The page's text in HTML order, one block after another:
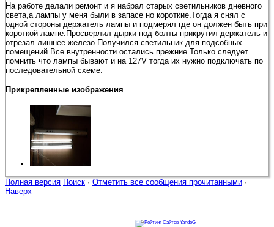
На работе делали ремонт и я набрал старых светильников дневного
света,а лампы у меня были в запасе но короткие.Тогда я снял с
одной стороны держатель лампы и подмерял где он должен быть при
короткой лампе.Просверлил дырки под болты прикрутил держатель и
отрезал лишнее железо.Получился светильник для подсобных
помещений.Все внутренности остались прежние.Только следует
помнить что лампы бывают и на 127V тогда их нужно подключать по
последовательной схеме.
Прикрепленные изображения
Полная версия Поиск · Отметить все сообщения прочитанными ·
Наверх